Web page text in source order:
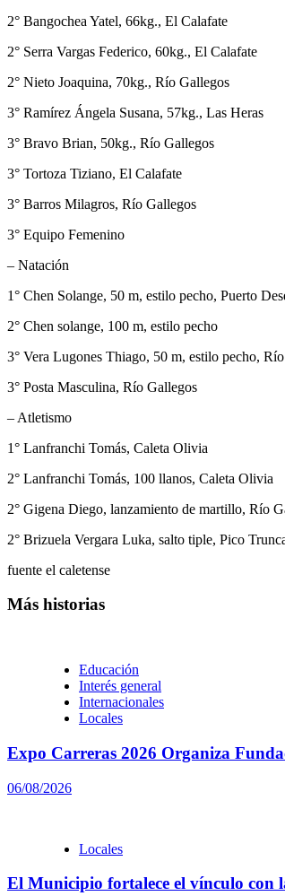
2° Bangochea Yatel, 66kg., El Calafate
2° Serra Vargas Federico, 60kg., El Calafate
2° Nieto Joaquina, 70kg., Río Gallegos
3° Ramírez Ángela Susana, 57kg., Las Heras
3° Bravo Brian, 50kg., Río Gallegos
3° Tortoza Tiziano, El Calafate
3° Barros Milagros, Río Gallegos
3° Equipo Femenino
– Natación
1° Chen Solange, 50 m, estilo pecho, Puerto
2° Chen solange, 100 m, estilo pecho
3° Vera Lugones Thiago, 50 m, estilo pecho,
3° Posta Masculina, Río Gallegos
– Atletismo
1° Lanfranchi Tomás, Caleta Olivia
2° Lanfranchi Tomás, 100 llanos, Caleta Olivia
2° Gigena Diego, lanzamiento de martillo, Río
2° Brizuela Vergara Luka, salto tiple, Pico
fuente el caletense
Más historias
Educación
Interés general
Internacionales
Locales
Expo Carreras 2026 Organiza
06/08/2026
Locales
El Municipio fortalece el vínculo con